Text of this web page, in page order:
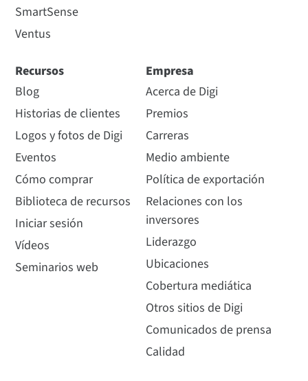
SmartSense
Ventus
Recursos
Blog
Historias de clientes
Logos y fotos de Digi
Eventos
Cómo comprar
Biblioteca de recursos
Iniciar sesión
Vídeos
Seminarios web
Empresa
Acerca de Digi
Premios
Carreras
Medio ambiente
Política de exportación
Relaciones con los
inversores
Liderazgo
Ubicaciones
Cobertura mediática
Otros sitios de Digi
Comunicados de prensa
Calidad